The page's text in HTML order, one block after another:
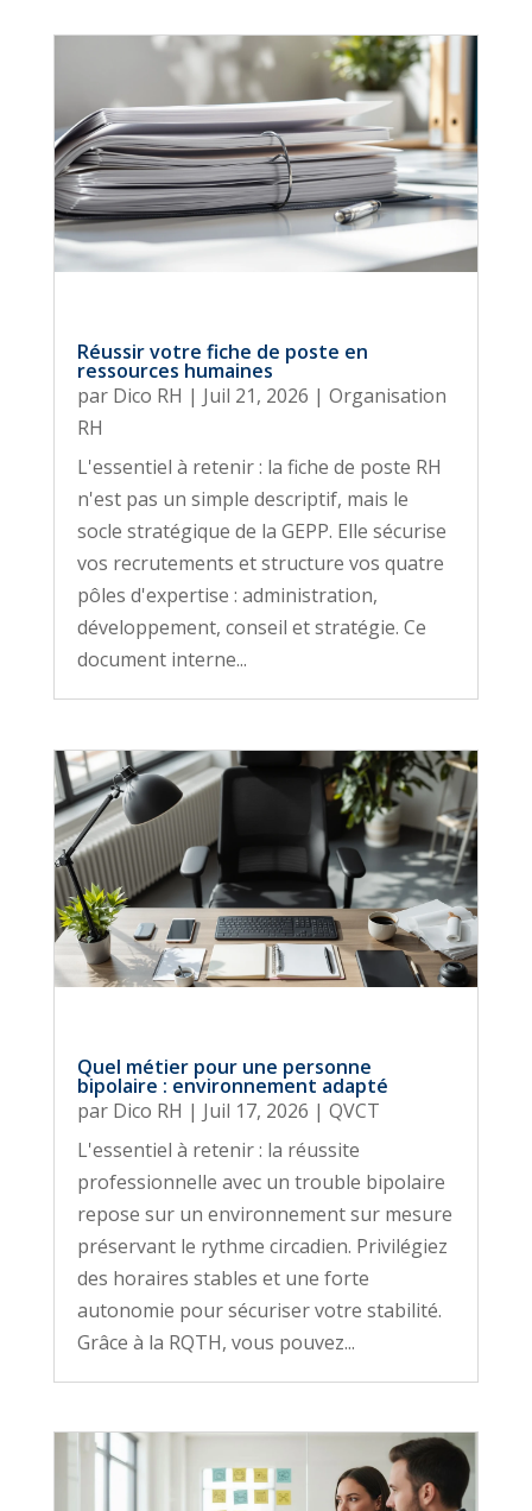
Réussir votre fiche de poste en
ressources humaines
par Dico RH | Juil 21, 2026 | Organisation
RH
L'essentiel à retenir : la fiche de poste RH
n'est pas un simple descriptif, mais le
socle stratégique de la GEPP. Elle sécurise
vos recrutements et structure vos quatre
pôles d'expertise : administration,
développement, conseil et stratégie. Ce
document interne...
Quel métier pour une personne
bipolaire : environnement adapté
par Dico RH | Juil 17, 2026 | QVCT
L'essentiel à retenir : la réussite
professionnelle avec un trouble bipolaire
repose sur un environnement sur mesure
préservant le rythme circadien. Privilégiez
des horaires stables et une forte
autonomie pour sécuriser votre stabilité.
Grâce à la RQTH, vous pouvez...